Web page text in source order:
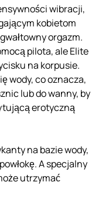
wibracji,
kobietom
orgazm.
pilota, ale Elite
na korpusie.
wody, co oznacza,
lub do wanny, by
erotyczną
na bazie wody,
A specjalny
utrzymać